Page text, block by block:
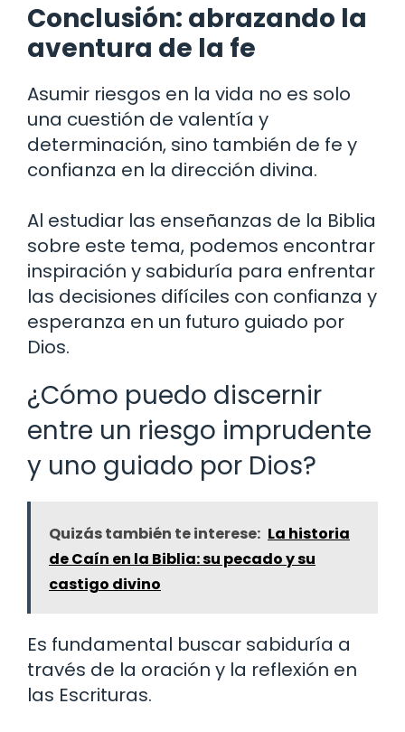
Conclusión: abrazando la
aventura de la fe
Asumir riesgos en la vida no es solo
una cuestión de valentía y
determinación, sino también de fe y
confianza en la dirección divina.
Al estudiar las enseñanzas de la Biblia
sobre este tema, podemos encontrar
inspiración y sabiduría para enfrentar
las decisiones difíciles con confianza y
esperanza en un futuro guiado por
Dios.
¿Cómo puedo discernir
entre un riesgo imprudente
y uno guiado por Dios?
Quizás también te interese: La historia
de Caín en la Biblia: su pecado y su
castigo divino
Es fundamental buscar sabiduría a
través de la oración y la reflexión en
las Escrituras.